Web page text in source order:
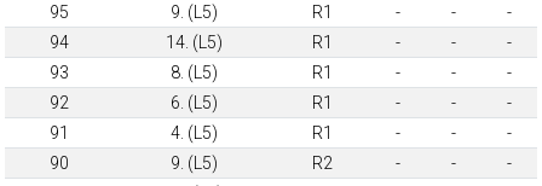
95
9. (L5) R1 - -
-
94
14. (L5) R1 - -
-
93
8. (L5) R1 - -
-
92
6. (L5) R1 - -
-
91
4. (L5) R1 - -
-
90
9. (L5) R2 - -
-